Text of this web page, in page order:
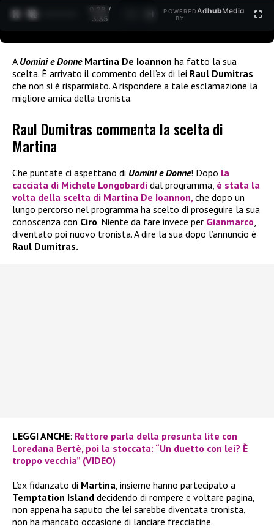
0:29 /
3:35
POWERED
BY
AdhubMedia
A Uomini e Donne Martina De Ioannon ha fatto la sua
scelta. È arrivato il commento dell’ex di lei Raul Dumitras
che non si è risparmiato. A rispondere a tale esclamazione la
migliore amica della tronista.
Raul Dumitras commenta la scelta di
Martina
Che puntate ci aspettano di Uomini e Donne! Dopo la
cacciata di Michele Longobardi dal programma, è stata la
volta della scelta di Martina De Ioannon,che dopo un
lungo percorso nel programma ha scelto di proseguire la sua
conoscenza con Ciro. Niente da fare invece per Gianmarco,
diventato poi nuovo tronista. A dire la sua dopo l’annuncio è
Raul Dumitras.
LEGGI ANCHE: Rettore parla della presunta lite con
Loredana Bertè, poi la stoccata: “Un duetto con lei? È
troppo vecchia” (VIDEO)
L’ex fidanzato di Martina, insieme hanno partecipato a
Temptation Island decidendo di rompere e voltare pagina,
non appena ha saputo che lei sarebbe diventata tronista,
non ha mancato occasione di lanciare frecciatine.